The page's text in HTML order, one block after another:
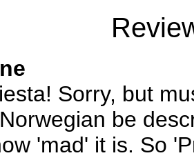
Sorry, but
be
'mad' it is. So